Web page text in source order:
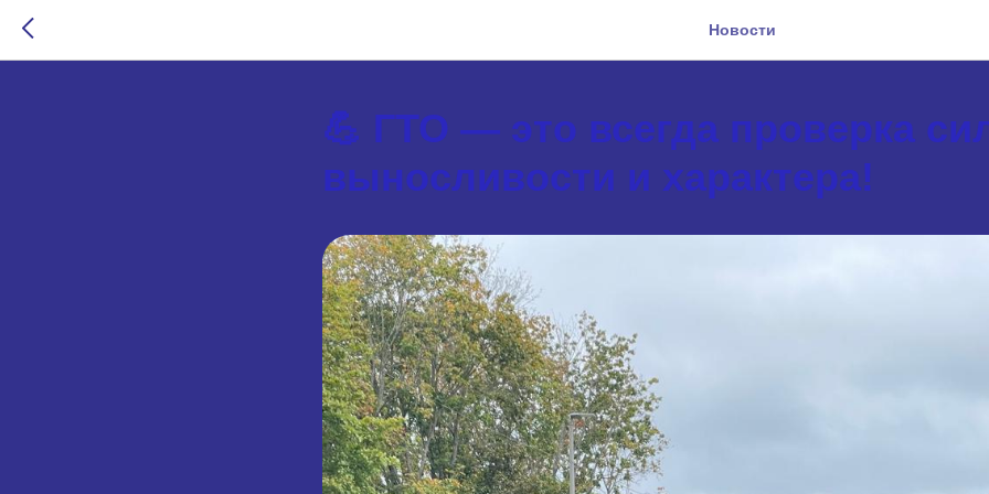
Новости
💪 ГТО — это всегда проверка
выносливости и характера!